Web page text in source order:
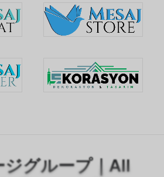
ジグループ｜All
AM
FR
ES